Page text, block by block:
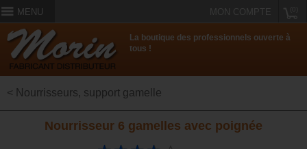
MENU MON COMPTE
La boutique des professionnels ouverte à
tous !
< Nourrisseurs, support gamelle
Nourrisseur 6 gamelles avec poignée